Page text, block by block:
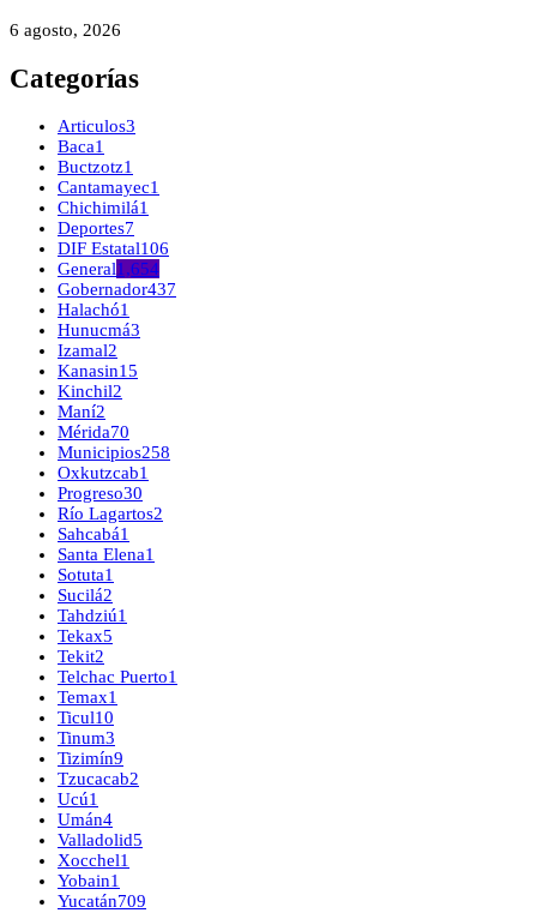
6 agosto, 2026
Categorías
Articulos3
Baca1
Buctzotz1
Cantamayec1
Chichimilá1
Deportes7
DIF Estatal106
General1,654
Gobernador437
Halachó1
Hunucmá3
Izamal2
Kanasin15
Kinchil2
Maní2
Mérida70
Municipios258
Oxkutzcab1
Progreso30
Río Lagartos2
Sahcabá1
Santa Elena1
Sotuta1
Sucilá2
Tahdziú1
Tekax5
Tekit2
Telchac Puerto1
Temax1
Ticul10
Tinum3
Tizimín9
Tzucacab2
Ucú1
Umán4
Valladolid5
Xocchel1
Yobain1
Yucatán709